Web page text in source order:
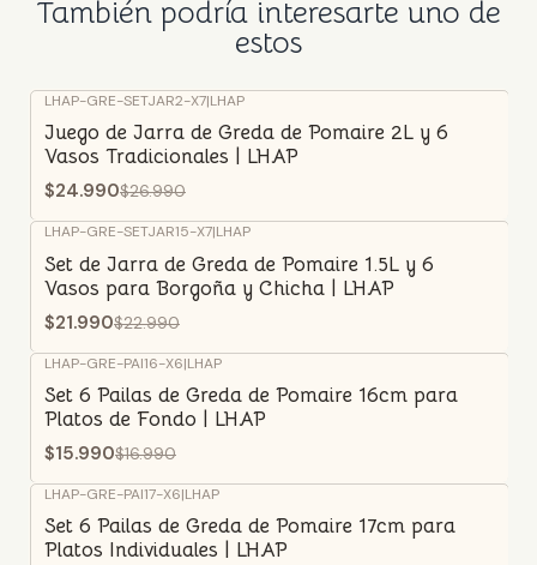
También podría interesarte uno de
estos
OFF
LHAP-GRE-SETJAR2-X7|LHAP
Juego de Jarra de Greda de Pomaire 2L y 6
Vasos Tradicionales | LHAP
$24.990$26.990
-4% OFF
LHAP-GRE-SETJAR15-X7|LHAP
Set de Jarra de Greda de Pomaire 1.5L y 6
Vasos para Borgoña y Chicha | LHAP
$21.990$22.990
-6% OFF
LHAP-GRE-PAI16-X6|LHAP
Set 6 Pailas de Greda de Pomaire 16cm para
Platos de Fondo | LHAP
$15.990$16.990
-6% OFF
LHAP-GRE-PAI17-X6|LHAP
Set 6 Pailas de Greda de Pomaire 17cm para
Platos Individuales | LHAP